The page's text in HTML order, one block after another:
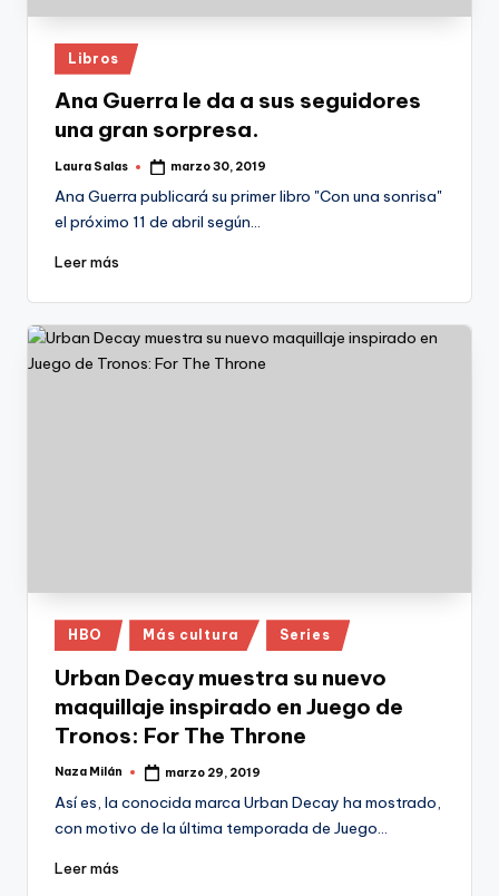
Publicado
en
Libros
Ana Guerra le da a sus seguidores
una gran sorpresa.
Publicado
Laura Salas marzo 30, 2019
Ana Guerra publicará su primer libro "Con una sonrisa"
el próximo 11 de abril según…
Leer más
Publicado
en
HBO Más cultura Series
Urban Decay muestra su nuevo
maquillaje inspirado en Juego de
Tronos: For The Throne
Publicado
Naza Milán marzo 29, 2019
Así es, la conocida marca Urban Decay ha mostrado,
con motivo de la última temporada de Juego…
Leer más